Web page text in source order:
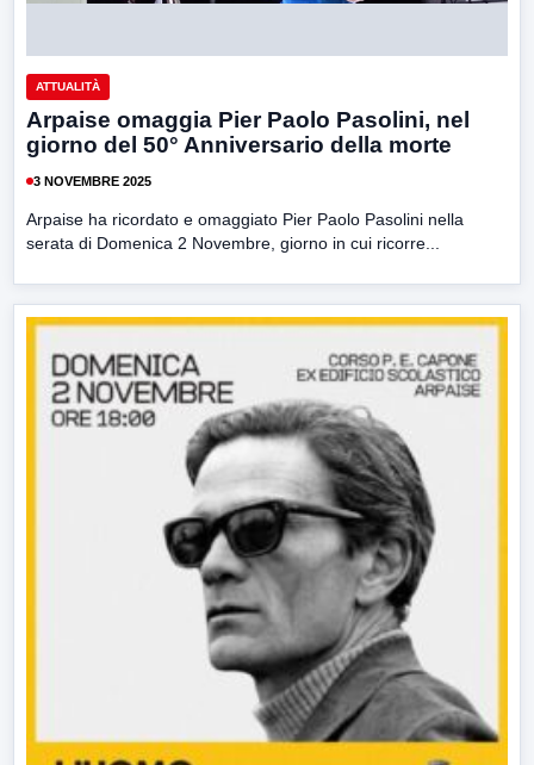
ATTUALITÀ
Arpaise omaggia Pier Paolo Pasolini, nel
giorno del 50° Anniversario della morte
3 NOVEMBRE 2025
Arpaise ha ricordato e omaggiato Pier Paolo Pasolini nella
serata di Domenica 2 Novembre, giorno in cui ricorre...